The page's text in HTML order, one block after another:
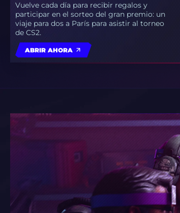
Vuelve cada día para recibir regalos y
participar en el sorteo del gran premio: un
viaje para dos a París para asistir al torneo
de CS2.
ABRIR AHORA